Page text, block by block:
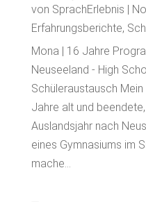
von SprachErlebnis |
Erfahrungsberichte,
Mona | 16 Jahre
Neuseeland - High
Schüleraustausch
Jahre alt und
Auslandsjahr nach
eines Gymnasiums im
mache...